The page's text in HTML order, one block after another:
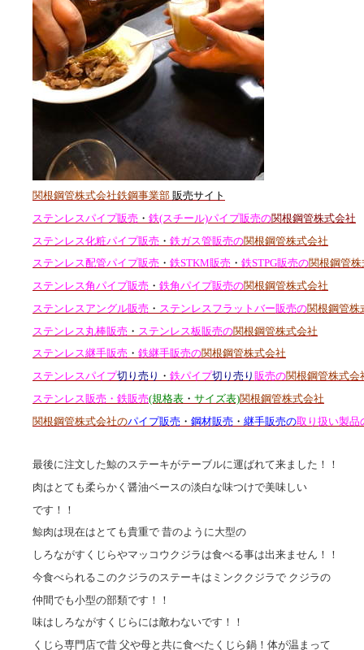
関根鋼管株式会社鉄鋼事業部 販売サイト
ステンレスパイプ販売 ・ 鉄(スチール)パイプ販売の関根鋼管株式会社
ステンレス化粧パイプ販売 ・ 鉄ガス管販売の関根鋼管株式会社
ステンレス配管パイプ販売 ・ 鉄STKM販売 ・ 鉄STPG販売の関根鋼管
ステンレス角パイプ販売 ・ 鉄角パイプ販売の関根鋼管株式会社
ステンレスアングル販売 ・ ステンレスフラットバー販売の関根鋼管株
ステンレス丸棒販売 ・ ステンレス板販売の関根鋼管株式会社
ステンレス継手販売 ・ 鉄継手販売の関根鋼管株式会社
ステンレスパイプ切り売り ・ 鉄パイプ切り売り 販売の関根鋼管株式会
ステンレス販売・鉄販売(規格表 ・ サイズ表)関根鋼管株式会社
関根鋼管株式会社のパイプ販売 ・ 鋼材販売 ・ 継手販売の取り扱い製品
最後に注文した鯨のステーキがテーブルに運ばれて来ました！！
肉はとても柔らかく醤油ベースの淡白な味つけで美味しい
です！！
鯨肉は現在はとても貴重で 昔のように大型の
しろながすくじらやマッコウクジラは食べる事は出来ません！！
今食べられるこのクジラのステーキはミンククジラで クジラの
仲間でも小型の部類です！！
味はしろながすくじらには敵わないです！！
くじら専門店で昔 父や母と共に食べたくじら鍋！体が温まって